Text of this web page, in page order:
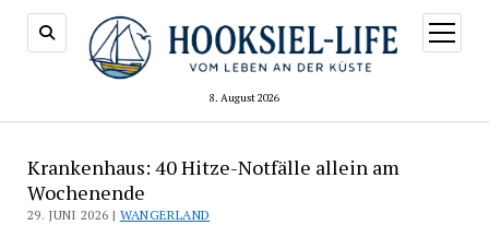
8. August 2026
Menü
öffnen
Krankenhaus: 40 Hitze-Notfälle allein am
Wochenende
29. JUNI 2026 | WANGERLAND